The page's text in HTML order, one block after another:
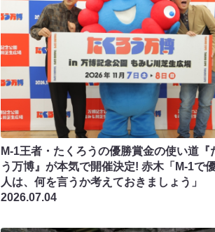
M-1王者・たくろうの優勝賞金の使い道『
う万博』が本気で開催決定! 赤木「M-1で
人は、何を言うか考えておきましょう」
2026.07.04